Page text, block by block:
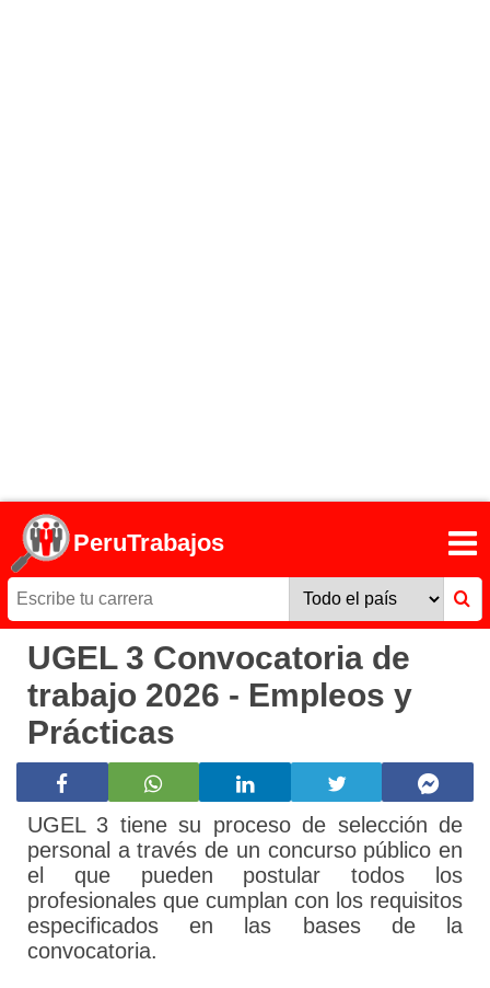
PeruTrabajos
UGEL 3 Convocatoria de
trabajo 2026 - Empleos y
Prácticas
UGEL 3 tiene su proceso de selección de
personal a través de un concurso público en
el que pueden postular todos los
profesionales que cumplan con los requisitos
especificados en las bases de la
convocatoria.